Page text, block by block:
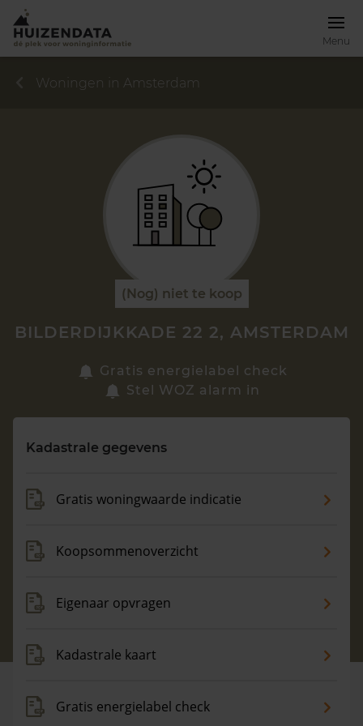
Menu
Zoek een woning
Maandag t/m vrijdag - 08:00 -18:00
Woningen in Amsterdam
(Nog) niet te koop
BILDERDIJKKADE 22 2, AMSTERDAM
Gratis energielabel check
Stel WOZ alarm in
Kadastrale gegevens
Gratis woningwaarde indicatie
Koopsommenoverzicht
Eigenaar opvragen
Kadastrale kaart
Gratis energielabel check